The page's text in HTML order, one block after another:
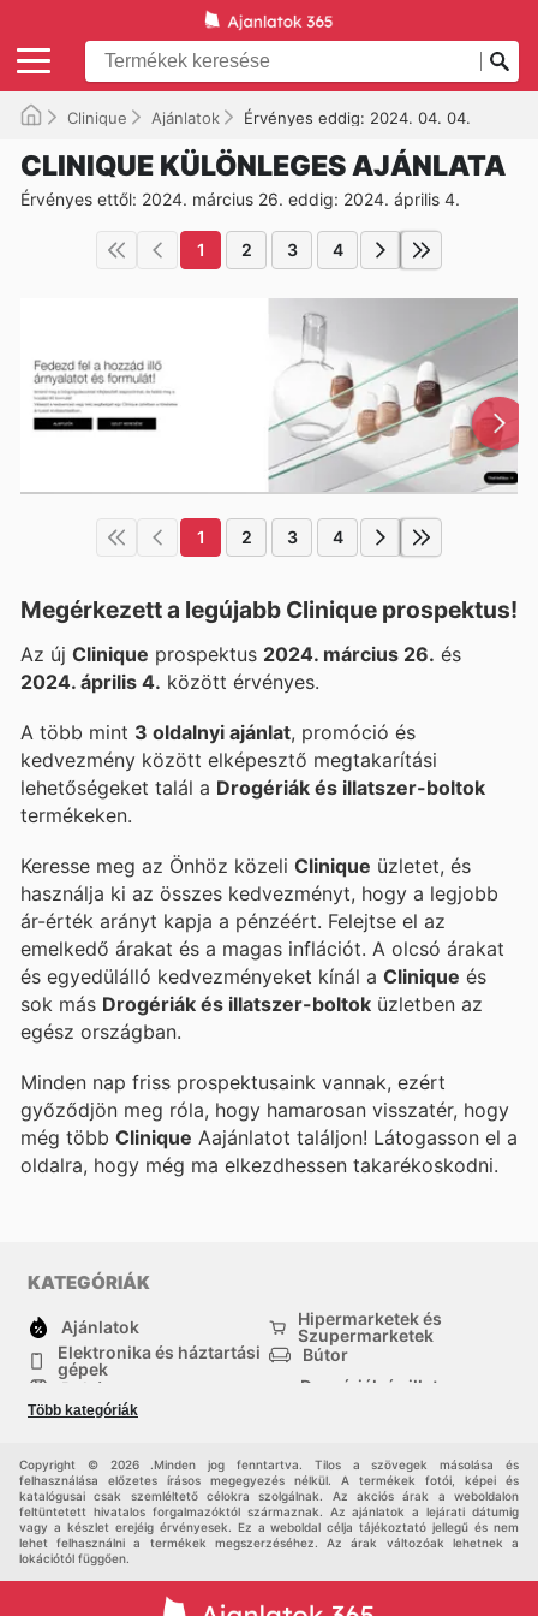
Clinique Ajánlatok Érvényes eddig: 2024. 04. 04.
CLINIQUE KÜLÖNLEGES AJÁNLATA
Érvényes ettől: 2024. március 26. eddig: 2024. április 4.
1 2 3 4
1 2 3 4
Megérkezett a legújabb Clinique prospektus!
Az új Clinique prospektus 2024. március 26. és
2024. április 4. között érvényes.
A több mint 3 oldalnyi ajánlat, promóció és
kedvezmény között elképesztő megtakarítási
lehetőségeket talál a Drogériák és illatszer-boltok
termékeken.
Keresse meg az Önhöz közeli Clinique üzletet, és
használja ki az összes kedvezményt, hogy a legjobb
ár-érték arányt kapja a pénzéért. Felejtse el az
emelkedő árakat és a magas inflációt. A olcsó árakat
és egyedülálló kedvezményeket kínál a Clinique és
sok más Drogériák és illatszer-boltok üzletben az
egész országban.
Minden nap friss prospektusaink vannak, ezért
győződjön meg róla, hogy hamarosan visszatér, hogy
még több Clinique Aajánlatot találjon! Látogasson el a
oldalra, hogy még ma elkezdhessen takarékoskodni.
KATEGÓRIÁK
Ajánlatok
Hipermarketek és
Szupermarketek
Elektronika és háztartási
gépek
Bútor
Ruházat
Drogériák és illatszer-
háztartási cikkek
Több kategóriák
Copyright © 2026 .Minden jog fenntartva. Tilos a szövegek másolása és
felhasználása előzetes írásos megegyezés nélkül. A termékek fotói, képei és
katalógusai csak szemléltető célokra szolgálnak. Az akciós árak a weboldalon
feltüntetett hivatalos forgalmazóktól származnak. Az ajánlatok a lejárati dátumig
vagy a készlet erejéig érvényesek. Ez a weboldal célja tájékoztató jellegű és nem
lehet felhasználni a termékek megszerzéséhez. Az árak változóak lehetnek a
lokációtól függően.